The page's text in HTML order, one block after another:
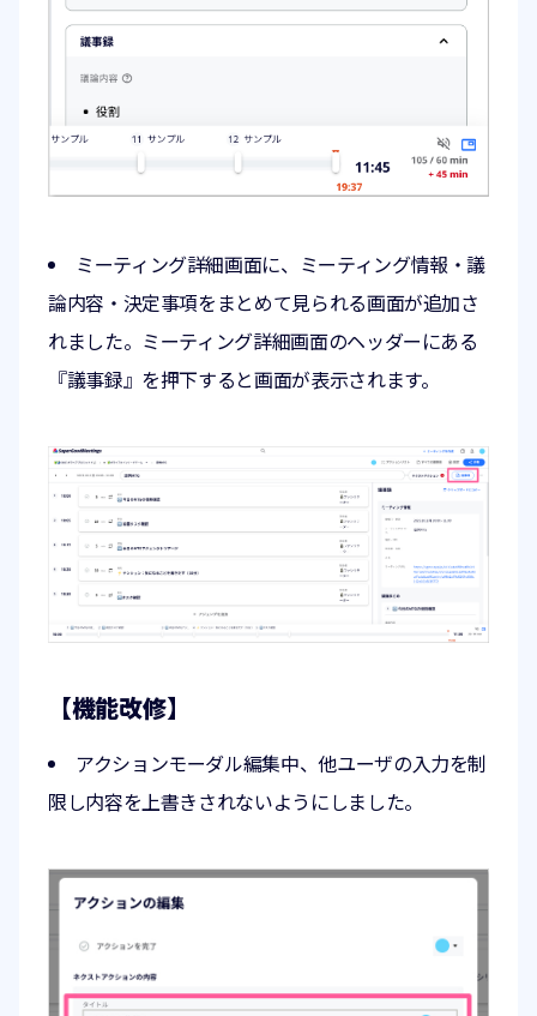
ミーティング詳細画面に、ミーティング情報・議
論内容・決定事項をまとめて見られる画面が追加さ
れました。ミーティング詳細画面のヘッダーにある
『議事録』を押下すると画面が表示されます。
【機能改修】
アクションモーダル編集中、他ユーザの入力を制
限し内容を上書きされないようにしました。